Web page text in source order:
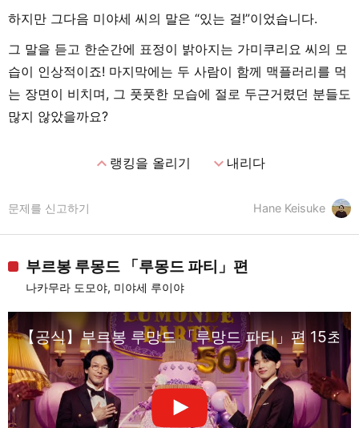
하지만 그다음 미야세 씨의 말은 “있는 걸!”이었습니다.
그 말을 듣고 한순간에 표정이 밝아지는 가미쿠리요 씨의 모
습이 인상적이죠! 마지막에는 두 사람이 함께 맥플러리를 먹
는 장면이 비치며, 그 풋풋한 모습에 절로 두근거렸던 분들도
많지 않았을까요?
expand_less랭킹을 올리기 expand_more내리다
Hane Keisuke
문제를 신고하기
부르봉 루몽드 「루몽드 파티」편
나카무라 도모야, 미야세 루이야
【공식】부르봉 루망드 「루망드 파티」편 15초